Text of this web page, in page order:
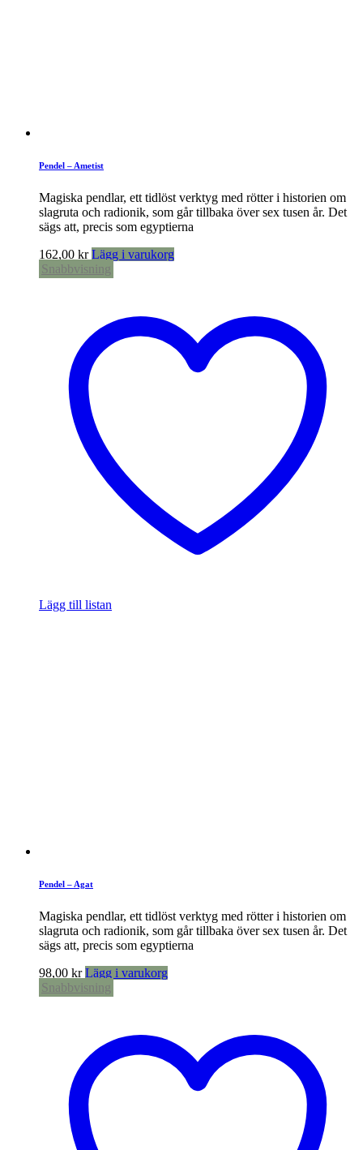
Pendel – Ametist
Magiska pendlar, ett tidlöst verktyg med rötter i historien om
slagruta och radionik, som går tillbaka över sex tusen år. Det
sägs att, precis som egyptierna
162,00 kr Lägg i varukorg
Snabbvisning
Lägg till listan
Pendel – Agat
Magiska pendlar, ett tidlöst verktyg med rötter i historien om
slagruta och radionik, som går tillbaka över sex tusen år. Det
sägs att, precis som egyptierna
98,00 kr Lägg i varukorg
Snabbvisning